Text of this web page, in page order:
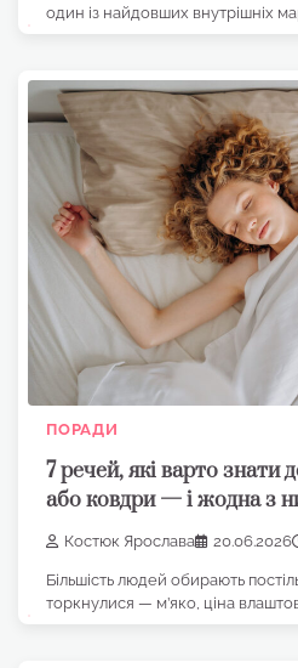
один із найдовших внутрішніх
ПОРАДИ
7 речей, які варто знати
або ковдри — і жодна з
Костюк Ярослава 20.06.2026
Більшість людей обирають
торкнулися — м’яко, ціна